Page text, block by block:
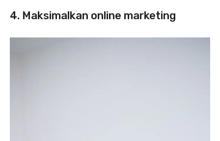
4. Maksimalkan online marketing